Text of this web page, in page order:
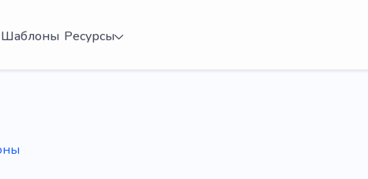
Шаблоны Ресурсы